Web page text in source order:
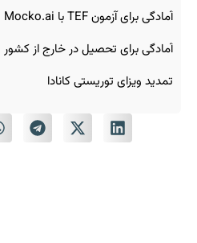
آمادگی برای آزمون TEF با Mocko.ai
آمادگی برای تحصیل در خارج از کشور
تمدید ویزای توریستی کانادا